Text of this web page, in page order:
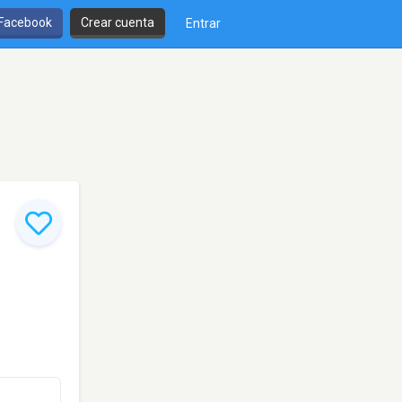
Crear cuenta Entrar